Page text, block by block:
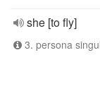
she [to fly]
3. persona